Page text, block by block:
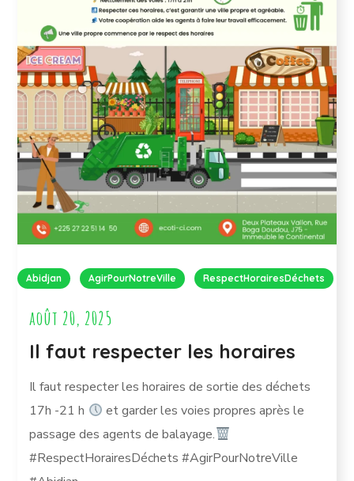
Abidjan AgirPourNotreVille RespectHorairesDéchets
août 20, 2025
Il faut respecter les horaires
Il faut respecter les horaires de sortie des déchets
17h -21 h
et garder les voies propres après le
passage des agents de balayage.
#RespectHorairesDéchets #AgirPourNotreVille